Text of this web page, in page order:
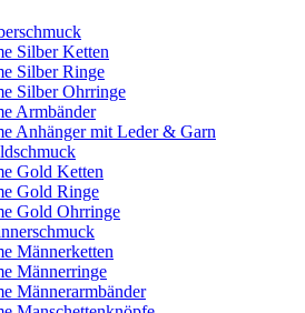
Silber Ketten
Silber Ringe
Silber Ohrringe
Armbänder
Anhänger mit Leder & Garn
Gold Ketten
Gold Ringe
Gold Ohrringe
Männerketten
Männerringe
Männerarmbänder